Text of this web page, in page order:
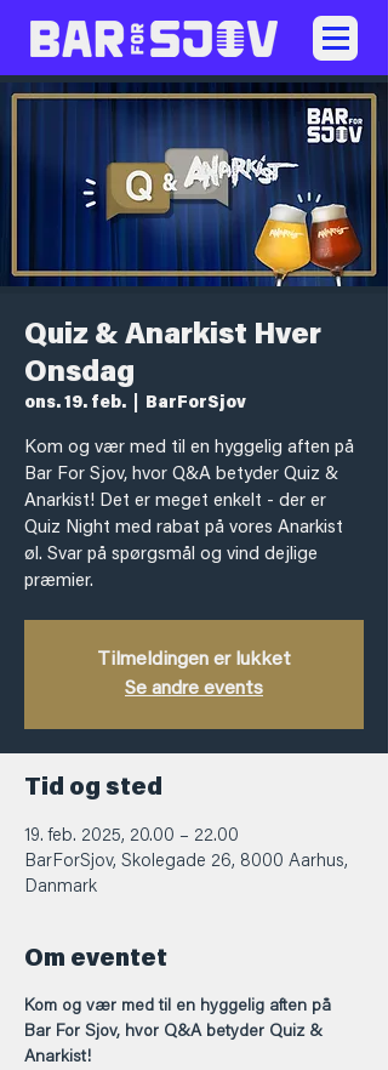
Quiz & Anarkist Hver
Onsdag
ons. 19. feb. BarForSjov
Kom og vær med til en hyggelig aften på
Bar For Sjov, hvor Q&A betyder Quiz &
Anarkist! Det er meget enkelt - der er
Quiz Night med rabat på vores Anarkist
øl. Svar på spørgsmål og vind dejlige
præmier.
Tilmeldingen er lukket
Se andre events
Tid og sted
19. feb. 2025, 20.00 – 22.00
BarForSjov, Skolegade 26, 8000 Aarhus,
Danmark
Om eventet
Kom og vær med til en hyggelig aften på
Bar For Sjov, hvor Q&A betyder Quiz &
Anarkist!